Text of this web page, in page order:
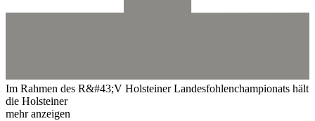
Im Rahmen des R&#43;V Holsteiner Landesfohlenchampionats hält
die Holsteiner
mehr anzeigen